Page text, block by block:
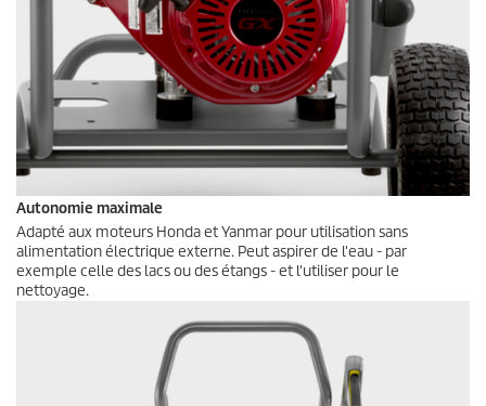
Autonomie maximale
Adapté aux moteurs Honda et Yanmar pour utilisation sans
alimentation électrique externe. Peut aspirer de l'eau - par
exemple celle des lacs ou des étangs - et l'utiliser pour le
nettoyage.